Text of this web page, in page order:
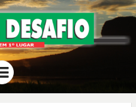
JORNAL
DESAFIO
O Sertão em 1º Lugar
Menu